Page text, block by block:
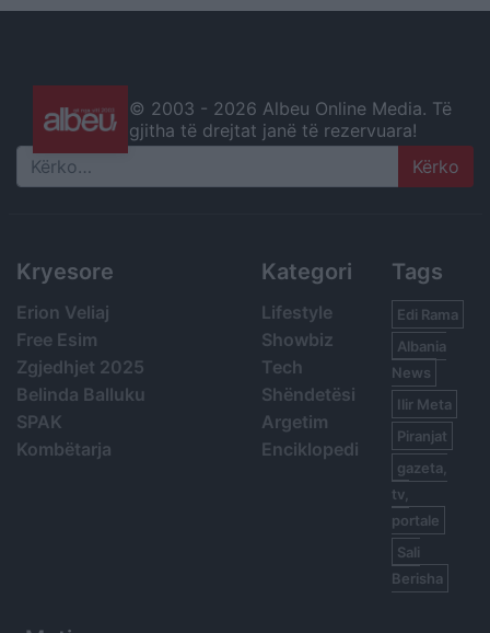
© 2003 - 2026 Albeu Online Media. Të
gjitha të drejtat janë të rezervuara!
Search
Kryesore
Erion Veliaj
Free Esim
Zgjedhjet 2025
Belinda Balluku
SPAK
Kombëtarja
Kategori
Lifestyle
Showbiz
Tech
Shëndetësi
Argetim
Enciklopedi
Tags
Edi Rama
Albania
News
Ilir Meta
Piranjat
gazeta,
tv,
portale
Sali
Berisha